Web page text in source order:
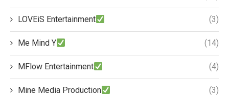
LOVEiS Entertainment (3)
Me Mind Y (14)
MFlow Entertainment (4)
Mine Media Production (3)